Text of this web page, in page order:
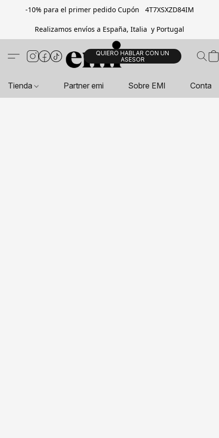
-10% para el primer pedido Cupón 4T7XSXZD84IM
Realizamos envíos a España, Italia y Portugal
QUIERO HABLAR CON UN
ASESOR
Tienda Partner emi Sobre EMI